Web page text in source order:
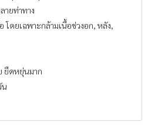
ายท่าทาง
โดยเฉพาะกล้ามเนื้อช่วงอก, หลัง,
ยืดหยุ่นมาก
น